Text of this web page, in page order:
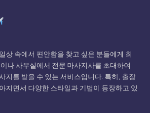
상 속에서 편안함을 찾고 싶은 분들에게 최
나 사무실에서 전문 마사지사를 초대하여
지를 받을 수 있는 서비스입니다. 특히, 출장
지면서 다양한 스타일과 기법이 등장하고 있